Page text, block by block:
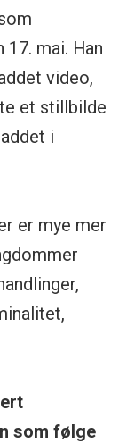
mai. Han
video,
et stillbilde
i
er mye mer
som følge